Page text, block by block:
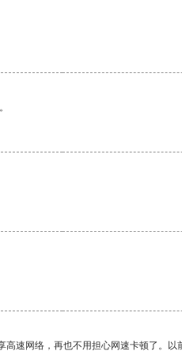
速网络，再也不用担心网速卡顿了。